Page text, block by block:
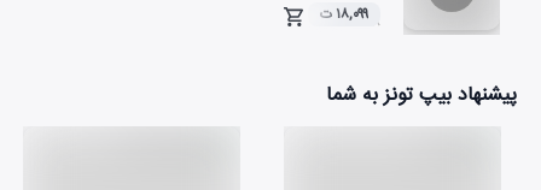
۰۲:۴۸
۱۸,۰۹۹ ت
پیشنهاد بیپ تونز به شما